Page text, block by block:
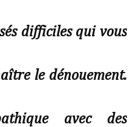
difficiles qui vous
le dénouement.
avec des